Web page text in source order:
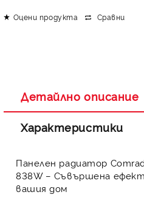
Оцени продукта Сравни
Детайлно описание
Характеристики
Панелен радиатор
838W – Съвършена
вашия дом